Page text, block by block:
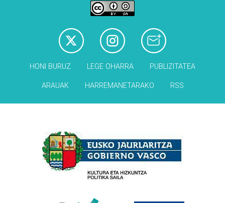
HONI BURUZ LEGE OHARRA PUBLIZITATEA
ARAUAK HARREMANETARAKO RSS